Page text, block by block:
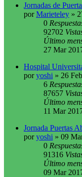
Jornadas de
porMarieteley »
0
92702
Último
27 Mar
Hospital
poryoshi » 26
6
87657
Último
11 Mar
Jornada Puertas
poryoshi » 09
0
91316
Último
09 Mar